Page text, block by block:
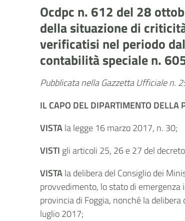
Ocdpc n. 612 del 28
della situazione di
verificatisi nel periodo
contabilità speciale n.
Pubblicata nella Gazzetta Ufficiale n.
IL CAPO DEL DIPARTIMENTO DELLA
VISTAla legge 16 marzo 2017, n. 30;
VISTI gli articoli 25, 26 e 27 del
VISTAla delibera del Consiglio dei
provvedimento, lo stato di
provincia di Foggia, nonché la
luglio 2017;